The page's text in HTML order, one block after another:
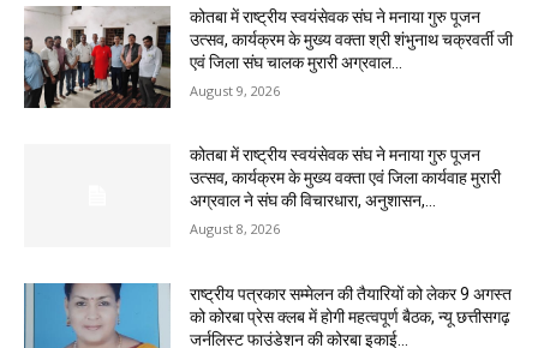
कोतबा में राष्ट्रीय स्वयंसेवक संघ ने मनाया गुरु पूजन
उत्सव, कार्यक्रम के मुख्य वक्ता श्री शंभुनाथ चक्रवर्ती जी
एवं जिला संघ चालक मुरारी अग्रवाल...
August 9, 2026
कोतबा में राष्ट्रीय स्वयंसेवक संघ ने मनाया गुरु पूजन
उत्सव, कार्यक्रम के मुख्य वक्ता एवं जिला कार्यवाह मुरारी
अग्रवाल ने संघ की विचारधारा, अनुशासन,...
August 8, 2026
राष्ट्रीय पत्रकार सम्मेलन की तैयारियों को लेकर 9 अगस्त
को कोरबा प्रेस क्लब में होगी महत्वपूर्ण बैठक, न्यू छत्तीसगढ़
जर्नलिस्ट फाउंडेशन की कोरबा इकाई...